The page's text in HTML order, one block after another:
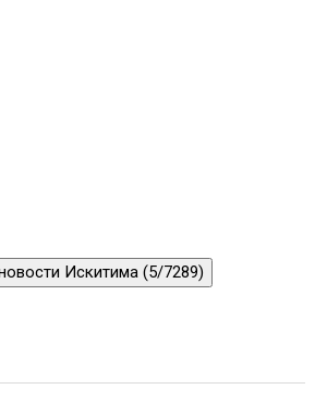
Искитима (5/7289)